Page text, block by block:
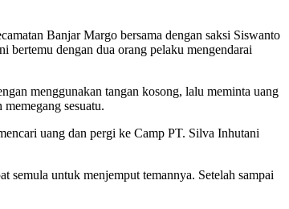
Banjar Margo bersama dengan saksi Siswanto
dengan dua orang pelaku mengendarai
menggunakan tangan kosong, lalu meminta uang
sesuatu.
uang dan pergi ke Camp PT. Silva Inhutani
semula untuk menjemput temannya. Setelah sampai